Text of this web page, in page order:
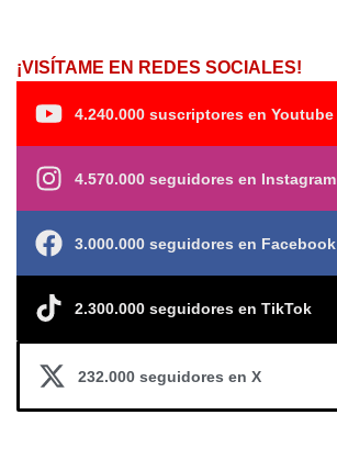
¡VISÍTAME EN REDES SOCIALES!
4.240.000 suscriptores en Youtube
4.570.000 seguidores en Instagram
3.000.000 seguidores en Facebook
2.300.000 seguidores en TikTok
232.000 seguidores en X